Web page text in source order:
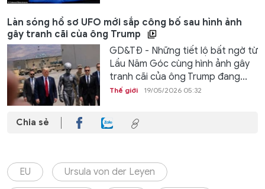
Làn sóng hồ sơ UFO mới sắp công bố sau hình ảnh
gây tranh cãi của ông Trump
GD&TĐ - Những tiết lộ bất ngờ từ
Lầu Năm Góc cùng hình ảnh gây
tranh cãi của ông Trump đang...
Thế giới 19/05/2026 05:32
Chia sẻ
EU Ursula von der Leyen